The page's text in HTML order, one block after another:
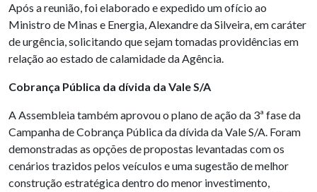
Após a reunião, foi elaborado e expedido um ofício ao
Ministro de Minas e Energia, Alexandre da Silveira, em caráter
de urgência, solicitando que sejam tomadas providências em
relação ao estado de calamidade da Agência.
Cobrança Pública da dívida da Vale S/A
A Assembleia também aprovou o plano de ação da 3ª fase da
Campanha de Cobrança Pública da dívida da Vale S/A. Foram
demonstradas as opções de propostas levantadas com os
cenários trazidos pelos veículos e uma sugestão de melhor
construção estratégica dentro do menor investimento,